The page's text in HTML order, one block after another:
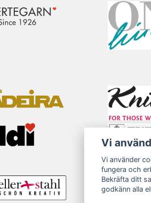
Vi
Vi använder
fungera och
Bekräfta ditt
godkänn alla